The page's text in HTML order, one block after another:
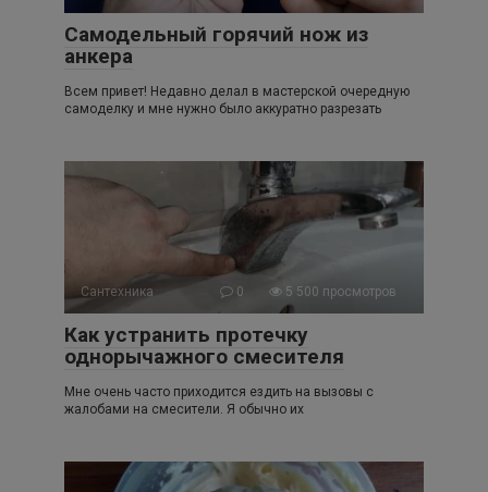
Самодельный горячий нож из
анкера
Всем привет! Недавно делал в мастерской очередную
самоделку и мне нужно было аккуратно разрезать
Сантехника 0 5 500 просмотров
Как устранить протечку
однорычажного смесителя
Мне очень часто приходится ездить на вызовы с
жалобами на смесители. Я обычно их